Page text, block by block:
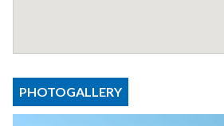
PHOTOGALLERY